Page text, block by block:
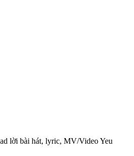
lời bài hát, lyric, MV/Video Yeu